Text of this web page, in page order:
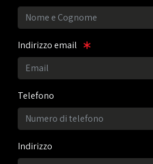
Indirizzo email
Telefono
Indirizzo